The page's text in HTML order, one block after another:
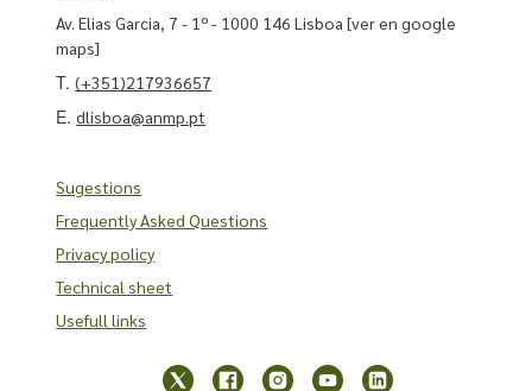
Av. Elias Garcia, 7 - 1º - 1000 146 Lisboa[ver en google
maps]
T.(+351)217936657
E.dlisboa@anmp.pt
Sugestions
Frequently Asked Questions
Privacy policy
Technical sheet
Usefull links